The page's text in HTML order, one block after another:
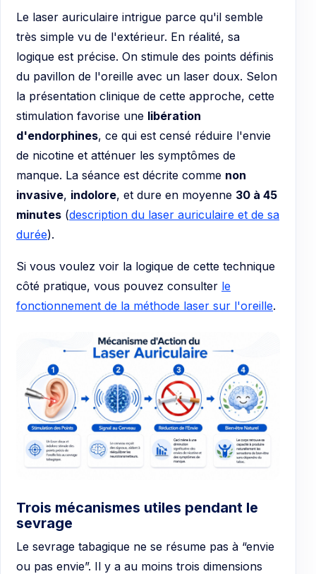
Le laser auriculaire intrigue parce qu'il semble
très simple vu de l'extérieur. En réalité, sa
logique est précise. On stimule des points définis
du pavillon de l'oreille avec un laser doux. Selon
la présentation clinique de cette approche, cette
stimulation favorise une libération
d'endorphines, ce qui est censé réduire l'envie
de nicotine et atténuer les symptômes de
manque. La séance est décrite comme non
invasive, indolore, et dure en moyenne 30 à 45
minutes (description du laser auriculaire et de sa
durée).
Si vous voulez voir la logique de cette technique
côté pratique, vous pouvez consulter le
fonctionnement de la méthode laser sur l'oreille.
Trois mécanismes utiles pendant le
sevrage
Le sevrage tabagique ne se résume pas à “envie
ou pas envie”. Il y a au moins trois dimensions